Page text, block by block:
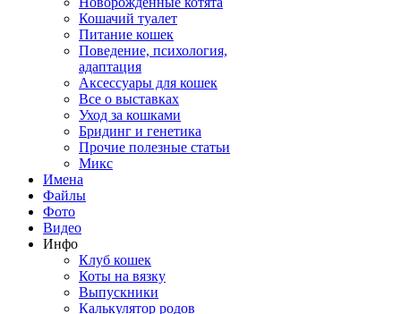
Кошачий туалет
Питание кошек
Поведение, психология,
адаптация
Аксессуары для кошек
Все о выставках
Уход за кошками
Бридинг и генетика
Прочие полезные статьи
Микс
Имена
Файлы
Фото
Видео
Инфо
Клуб кошек
Коты на вязку
Выпускники
Калькулятор родов